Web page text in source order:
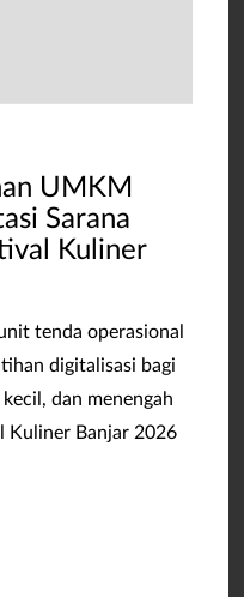
UMKM
Sarana
Kuliner
tenda operasional
digitalisasi bagi
dan menengah
Kuliner Banjar 2026